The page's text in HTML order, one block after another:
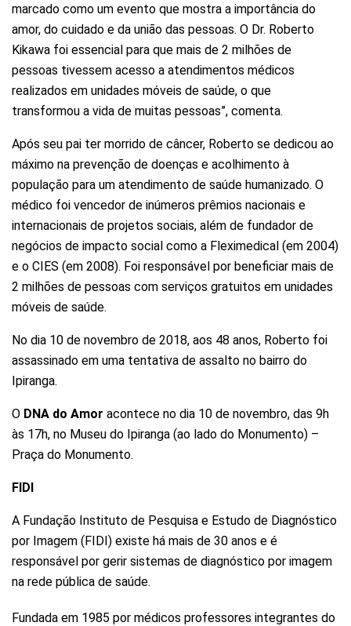
marcado como um evento que mostra a importância do
amor, do cuidado e da união das pessoas. O Dr. Roberto
Kikawa foi essencial para que mais de 2 milhões de
pessoas tivessem acesso a atendimentos médicos
realizados em unidades móveis de saúde, o que
transformou a vida de muitas pessoas”, comenta.
Após seu pai ter morrido de câncer, Roberto se dedicou ao
máximo na prevenção de doenças e acolhimento à
população para um atendimento de saúde humanizado. O
médico foi vencedor de inúmeros prêmios nacionais e
internacionais de projetos sociais, além de fundador de
negócios de impacto social como a Fleximedical (em 2004)
e o CIES (em 2008). Foi responsável por beneficiar mais de
2 milhões de pessoas com serviços gratuitos em unidades
móveis de saúde.
No dia 10 de novembro de 2018, aos 48 anos, Roberto foi
assassinado em uma tentativa de assalto no bairro do
Ipiranga.
O DNA do Amor acontece no dia 10 de novembro, das 9h
às 17h, no Museu do Ipiranga (ao lado do Monumento) –
Praça do Monumento.
FIDI
A Fundação Instituto de Pesquisa e Estudo de Diagnóstico
por Imagem (FIDI) existe há mais de 30 anos e é
responsável por gerir sistemas de diagnóstico por imagem
na rede pública de saúde.
Fundada em 1985 por médicos professores integrantes do